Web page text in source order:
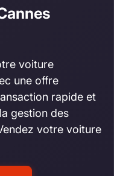
voiture
une offre
rapide et
gestion des
votre voiture